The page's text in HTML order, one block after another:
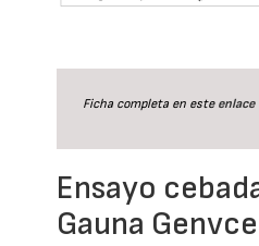
Ficha completa en este enlace
Ensayo
Gauna